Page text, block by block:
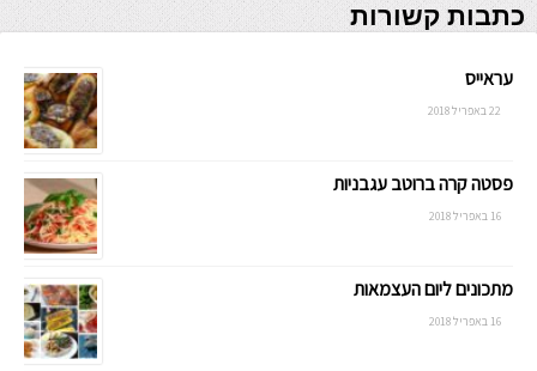
כתבות קשורות
עראייס
22 באפריל 2018
פסטה קרה ברוטב עגבניות
16 באפריל 2018
מתכונים ליום העצמאות
16 באפריל 2018